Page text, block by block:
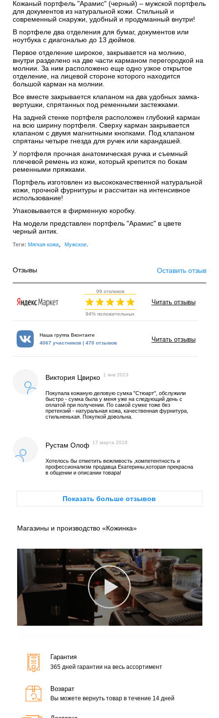
Кожаный портфель "Арамис" (черный) – мужской портфель
для документов из натуральной кожи. Стильный и
современный снаружи, удобный и продуманный внутри!
В портфеле два отделения для бумаг, документов или
ноутбука с диагональю до 13 дюймов.
Первое отделение широкое, закрывается на молнию,
внутри разделено на две части карманом перегородкой на
молнии. За ним расположено еще одно узкое открытое
отделение, на лицевой стороне которого находится
большой карман на молнии.
Все вместе закрывается клапаном на два удобных замка-
вертушки, спрятанных под ременными застежками.
На задней стенке портфеля расположен глубокий карман
на всю ширину портфеля. Сверху карман закрывается
клапаном с двумя магнитными кнопками. Под клапаном
спрятаны четыре гнезда для ручек или карандашей.
У портфеля прочная анатомическая ручка и съемный
плечевой ремень из кожи, который крепится по бокам
ременными пряжками.
Портфель изготовлен из высококачественной натуральной
кожи, прочной фурнитуры и рассчитан на интенсивное
использование!
Упаковывается в фирменную коробку.
На модели представлен портфель "Арамис" в цвете
черный антик.
Теги: Мягкая кожа Мужское.
Отзывы Оставить отзыв
99 откликов
94% положительных
Читать отзывы
Наша группа Вконтакте
4067 участников | 470 отзывов
Читать отзывы
Виктория Цвирко 1 янв 2023
Покупала кожаную деловую сумка "Стюарт", обслужили
быстро - сумка была у меня уже на следующий день с
оплатой при получении. По самой сумке тоже без
претензий - натуральная кожа, качественная фурнитура,
стильненькая. Покупкой довольна.
Рустам Олоф 17 марта 2018
Хотелось бы отметить вежливость ,компетентность и
профессионализм продавца Екатерины,которая прекрасна
в общении и описании товара!
Показать больше отзывов
Магазины и производство «Кожинка»
Гарантия
365 дней гарантии на весь ассортимент
Возврат
Вы можете вернуть товар в течение 14 дней